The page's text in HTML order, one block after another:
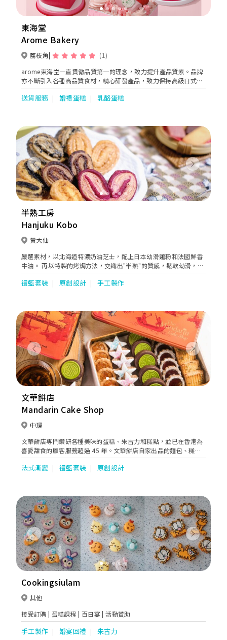
東海堂
Arome Bakery
荔枝角
(1)
arome東海堂一直貫徹品質第一的理念，致力提升產品質素。品牌
亦不斷引入各種高品質食材，精心研發產品，致力保持高級日式蛋
糕品牌的定位。 arome東海堂於日本到處搜羅優質食材，如京都
「宇治丸久小山園」抹茶、北海道「花畑牧場」芝士、沖繩紫薯、
送貨服務 婚禮蛋糕 乳酪蛋糕
Previous Next
半熟工房
Hanjuku Kobo
黃大仙
嚴選素材，以北海道特濃奶油芝士，配上日本幼滑麵粉和法國鮮香
牛油。 再以特製的烤焗方法，交織出"半熟"的質感，鬆軟幼滑，清
新香濃而不膩。 非一般芝士蛋糕的享受。
禮籃套裝 原創設計 手工製作
Previous Next
文華餅店
Mandarin Cake Shop
中環
文華餅店專門鑽研各種美味的蛋糕、朱古力和糕點，並已在香港為
喜愛甜食的顧客服務超過 45 年。文華餅店自家出品的麵包、糕點
及精製蛋糕令人垂涎三尺，看起來仿似精緻雕塑。
法式漸變 禮籃套裝 原創設計
Previous Next
Cookingsiulam
其他
接受訂購 | 蛋糕課程 | 百日宴 | 活動贊助
手工製作 婚宴回禮 朱古力